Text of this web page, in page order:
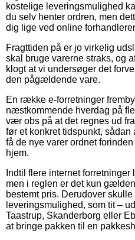
kostelige leveringsmulighed
du selv henter ordren, men
dig lige ved online
Fragttiden på er jo virkelig
skal bruge varerne straks, og
klogt at vi undersøger det
den pågældende vare.
En række e-forretninger
næstkommende hverdag på
vær obs på at det regnes ud
før et konkret tidspunkt, sådan
få de nye varer ordnet
hjem.
Indtil flere internet
men i reglen er det kun
bestemt pris. Derudover
leveringsmulighed, som tit –
Taastrup, Skanderborg eller
at bringe pakken til en